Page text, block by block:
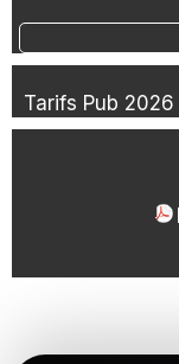
Tarifs Pub 2026